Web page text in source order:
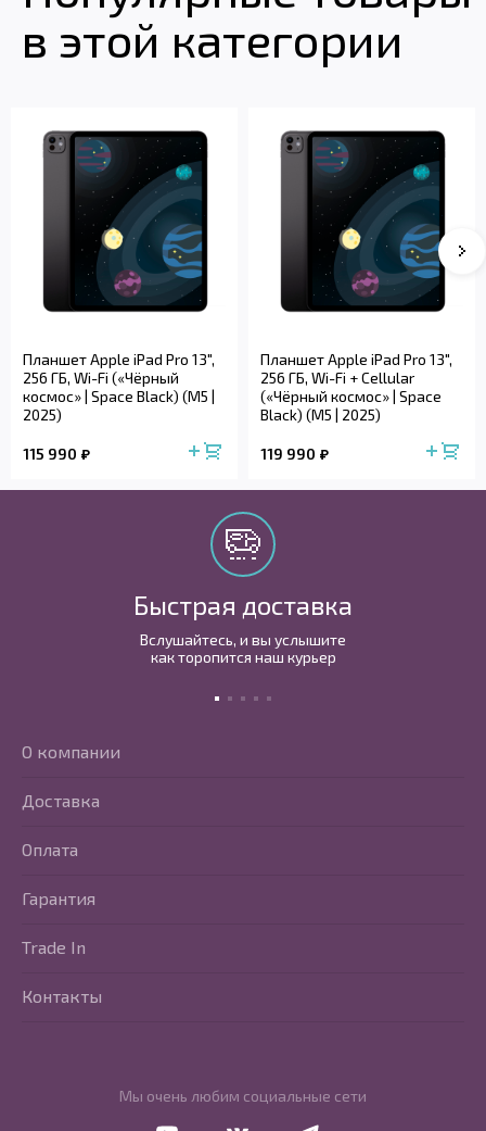
в этой категории
Планшет Apple iPad Pro 13",
256 ГБ, Wi-Fi («Чёрный
космос» | Space Black) (M5 |
2025)
115 990
Планшет Apple iPad Pro 13",
256 ГБ, Wi-Fi + Cellular
(«Чёрный космос» | Space
Black) (M5 | 2025)
119 990
Быстрая доставка
Вслушайтесь, и вы услышите
как торопится наш курьер
Мы очень любим социальные сети
О компании
Доставка
Оплата
Гарантия
Trade In
Контакты